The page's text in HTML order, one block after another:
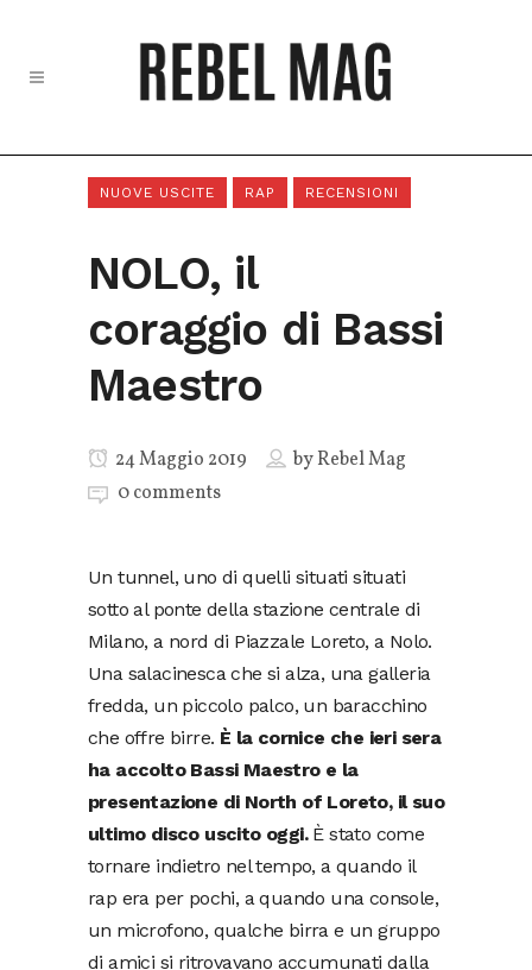
NUOVE USCITE RAP RECENSIONI
NOLO, il
coraggio di Bassi
Maestro
24 Maggio 2019 byRebel Mag
0 comments
Un tunnel, uno di quelli situati situati
sotto al ponte della stazione centrale di
Milano, a nord di Piazzale Loreto, a Nolo.
Una salacinesca che si alza, una galleria
fredda, un piccolo palco, un baracchino
che offre birre. È la cornice che ieri sera
ha accolto Bassi Maestro e la
presentazione di North of Loreto, il suo
ultimo disco uscito oggi.È stato come
tornare indietro nel tempo, a quando il
rap era per pochi, a quando una console,
un microfono, qualche birra e un gruppo
di amici si ritrovavano accumunati dalla